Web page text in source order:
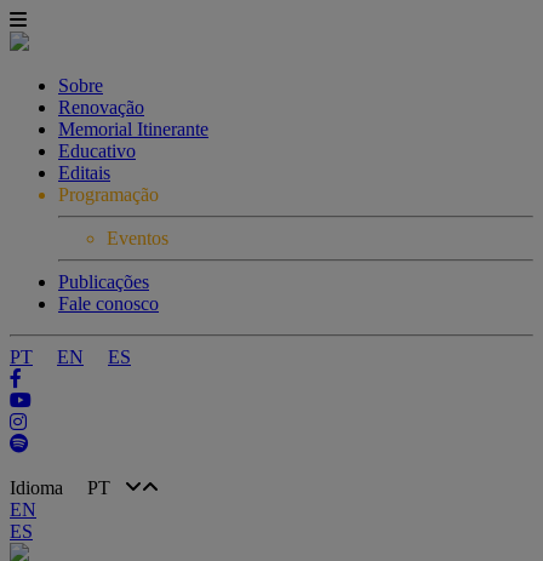
Sobre
Renovação
Memorial Itinerante
Educativo
Editais
Programação
Eventos
Publicações
Fale conosco
PT EN ES
Idioma PT
EN
ES